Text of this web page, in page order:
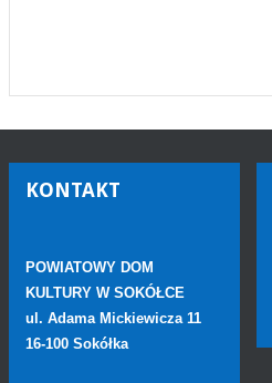
KONTAKT
POWIATOWY DOM
KULTURY W SOKÓŁCE
ul. Adama Mickiewicza 11
16-100 Sokółka